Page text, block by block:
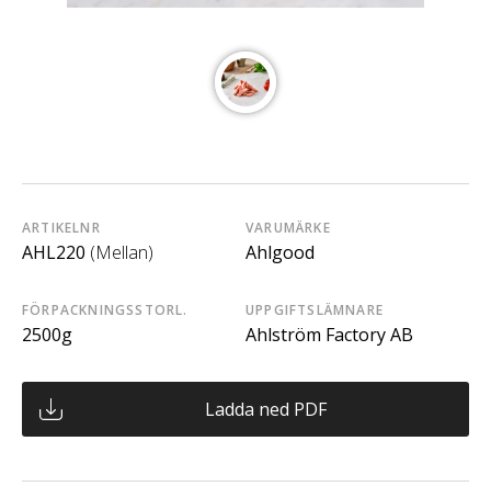
ARTIKELNR
AHL220 (Mellan)
VARUMÄRKE
Ahlgood
FÖRPACKNINGSSTORL.
2500g
UPPGIFTSLÄMNARE
Ahlström Factory AB
Ladda ned PDF